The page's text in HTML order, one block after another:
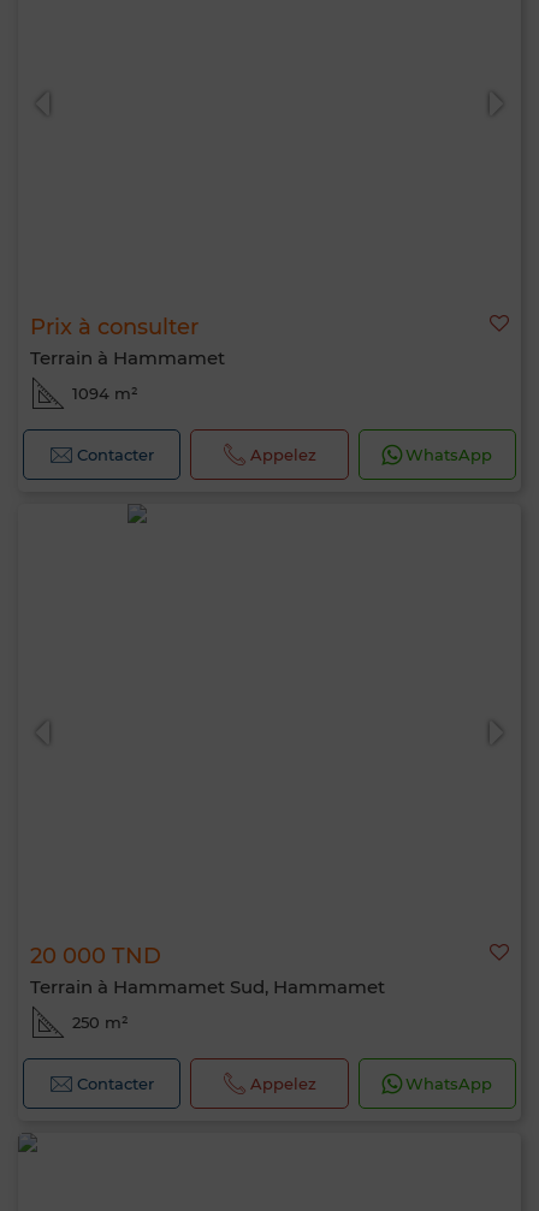
Prix à consulter
Terrain à Hammamet
1094 m²
Contacter Appelez WhatsApp
20 000 TND
Terrain à Hammamet Sud, Hammamet
250 m²
Contacter Appelez WhatsApp